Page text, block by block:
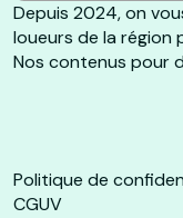
Depuis 2024, on
loueurs de la région
Nos contenus pour
Politique de
CGUV